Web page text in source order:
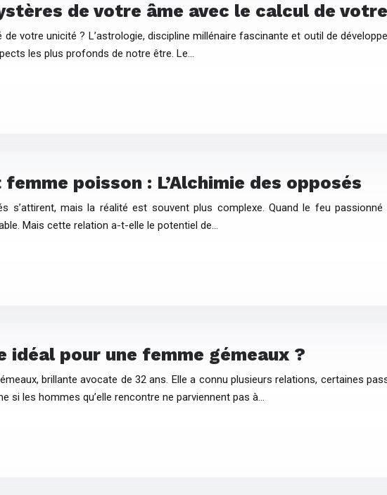
de votre âme avec le calcul de
votre unicité ? L’astrologie, discipline millénaire fascinante et outil de
les plus profonds de notre être. Le…
poisson : L’Alchimie des opposés
s’attirent, mais la réalité est souvent plus complexe. Quand le feu
Mais cette relation a-t-elle le potentiel de…
idéal pour une femme gémeaux ?
brillante avocate de 32 ans. Elle a connu plusieurs relations, certaines
si les hommes qu’elle rencontre ne parviennent pas à…